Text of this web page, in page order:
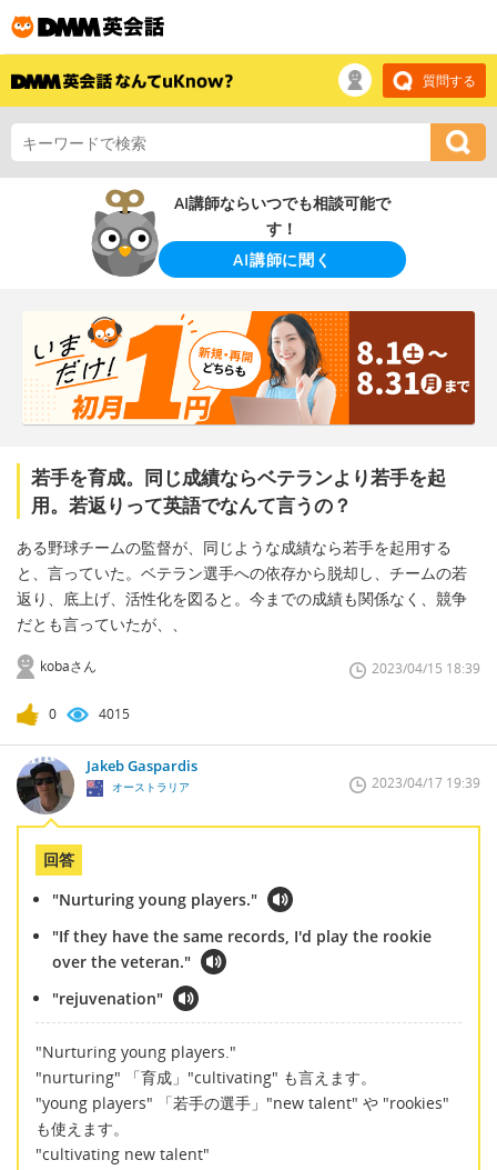
質問する
AI講師ならいつでも相談可能で
す！
AI講師に聞く
若手を育成。同じ成績ならベテランより若手を起
用。若返りって英語でなんて言うの？
ある野球チームの監督が、同じような成績なら若手を起用する
と、言っていた。ベテラン選手への依存から脱却し、チームの若
返り、底上げ、活性化を図ると。今までの成績も関係なく、競争
だとも言っていたが、、
kobaさん 2023/04/15 18:39
0 4015
Jakeb Gaspardis
オーストラリア 2023/04/17 19:39
回答
"Nurturing young players."
"If they have the same records, I'd play the rookie
over the veteran."
"rejuvenation"
"Nurturing young players."
"nurturing" 「育成」"cultivating" も言えます。
"young players" 「若手の選手」"new talent" や "rookies"
も使えます。
"cultivating new talent"